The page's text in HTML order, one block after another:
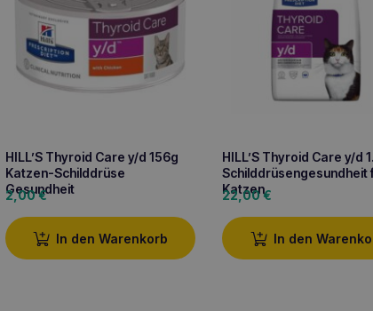
HILL’S Thyroid Care y/d 156g
Katzen-Schilddrüse
Gesundheit
2,00€
In den Warenkorb
HILL’S Thyroid Care y/d
Schilddrüsengesundheit
Katzen
22,00€
In den